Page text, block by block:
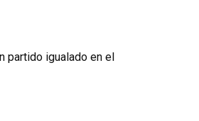
partido igualado en el